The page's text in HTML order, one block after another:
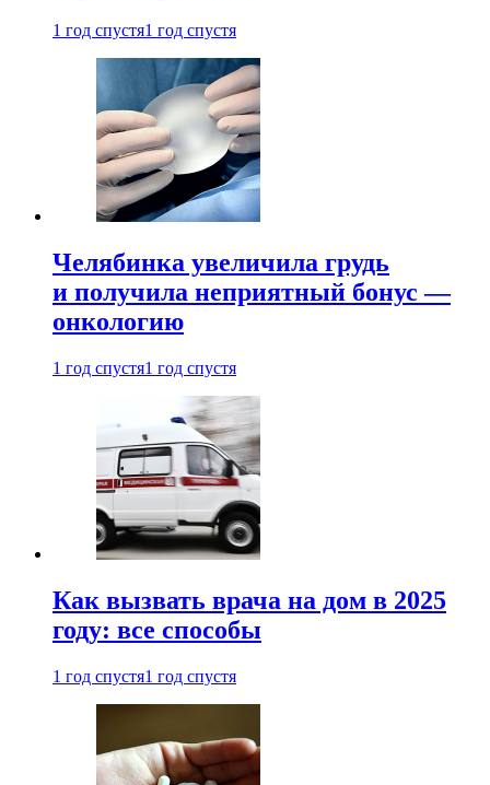
1 год спустя1 год спустя
Челябинка увеличила грудь
и получила неприятный бонус —
онкологию
1 год спустя1 год спустя
Как вызвать врача на дом в 2025
году: все способы
1 год спустя1 год спустя